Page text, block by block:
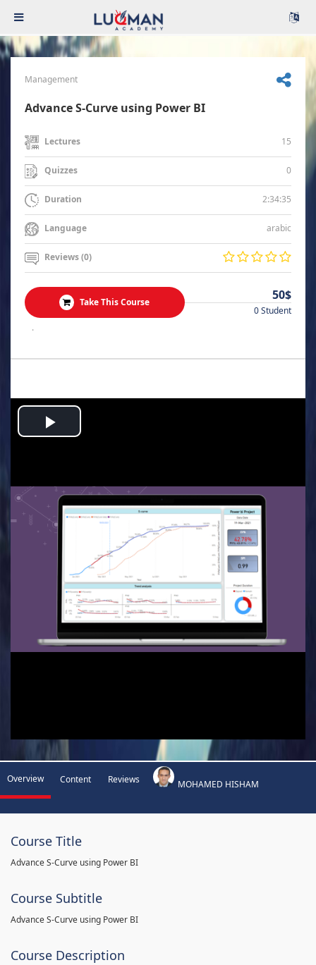
Management
Advance S-Curve using Power BI
Lectures 15
Quizzes 0
Duration 2:34:35
Language arabic
Reviews (0)
Take This Course 50$
0 Student
.
Play
Overview Content Reviews MOHAMED HISHAM
Course Title
Advance S-Curve using Power BI
Course Subtitle
Advance S-Curve using Power BI
Course Description